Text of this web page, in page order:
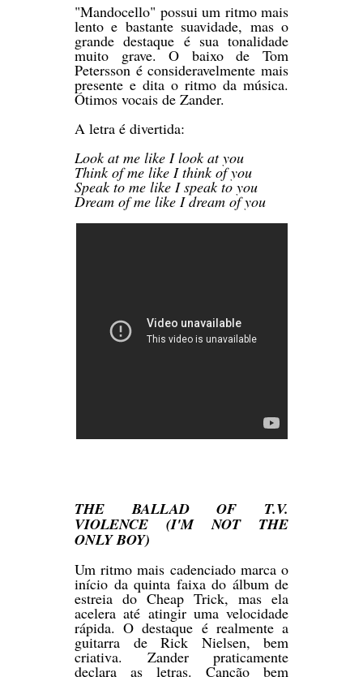
"Mandocello" possui um ritmo mais
lento e bastante suavidade, mas o
grande destaque é sua tonalidade
muito grave. O baixo de Tom
Petersson é consideravelmente mais
presente e dita o ritmo da música.
Ótimos vocais de Zander.
A letra é divertida:
Look at me like I look at you
Think of me like I think of you
Speak to me like I speak to you
Dream of me like I dream of you
THE BALLAD OF T.V.
VIOLENCE (I'M NOT THE
ONLY BOY)
Um ritmo mais cadenciado marca o
início da quinta faixa do álbum de
estreia do Cheap Trick, mas ela
acelera até atingir uma velocidade
rápida. O destaque é realmente a
guitarra de Rick Nielsen, bem
criativa. Zander praticamente
declara as letras. Canção bem